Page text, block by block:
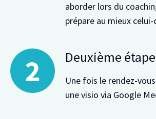
aborder lors du
prépare au mieux celui-
Deuxième étape
Une fois le rendez-
une visio via Google